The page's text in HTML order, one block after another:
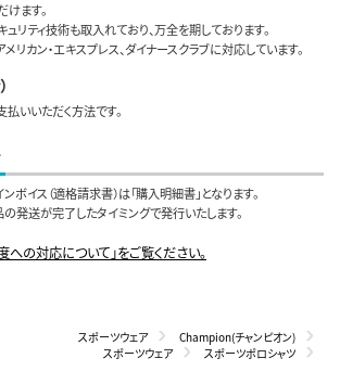
ます。
リティ技術も取入れており、万全を期しております。
リカン・エキスプレス、ダイナースクラブに対応しています。
いいただく方法です。
ボイス（適格請求書）は「購入明細書」となります。
発送が完了したタイミングで発行いたします。
への対応について」をご覧ください。
スポーツウェア
Champion(チャンピオン)
スポーツウェア
スポーツポロシャツ